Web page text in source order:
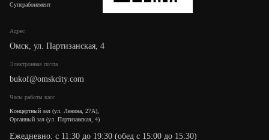
Адрес
Омск, ул. Партизанская, 4
Электронная почта
bukof@omskcity.com
Часы работы касс
Концертный зал (ул. Ленина, 27А),
Органный зал (ул. Партизанская, 4)
Ежедневно: с 11:30 до 19:30 (обед с 15:00 до 15:30)
Суперабонемент